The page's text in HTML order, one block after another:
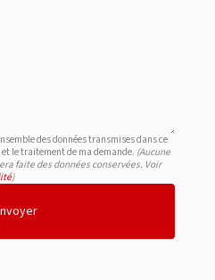
des données transmises dans ce
le traitement de ma demande. (Aucune
faite des données conservées. Voir
)